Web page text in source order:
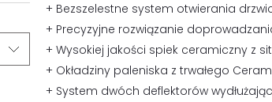
+ Bezszelestne system otwierania
+ Precyzyjne rozwiązanie
+ Wysokiej jakości spiek ceramiczny z
+ Okładziny paleniska z trwałego
+ System dwóch deflektorów